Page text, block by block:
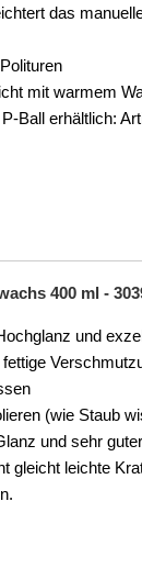
das
mit warmem
Ball erhältlich:
400 ml -
und
(wie Staub
und sehr
gleicht leichte